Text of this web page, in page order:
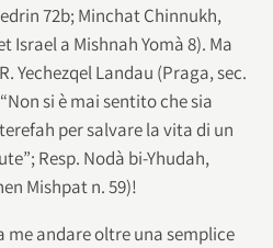
72b; Minchat Chinnukh,
Israel a Mishnah Yomà 8). Ma
Yechezqel Landau (Praga, sec.
si è mai sentito che sia
per salvare la vita di un
Resp. Nodà bi-Yhudah,
Mishpat n. 59)!
me andare oltre una semplice